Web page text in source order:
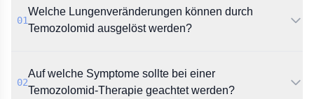
01
Welche Lungenveränderungen können durch
Temozolomid ausgelöst werden?
nicht-infektiöse Alveolitis oder Pneumonitis
verursachen. Zuvor waren bei längerer Einnahme vor
02
Auf welche Symptome sollte bei einer
Temozolomid-Therapie geachtet werden?